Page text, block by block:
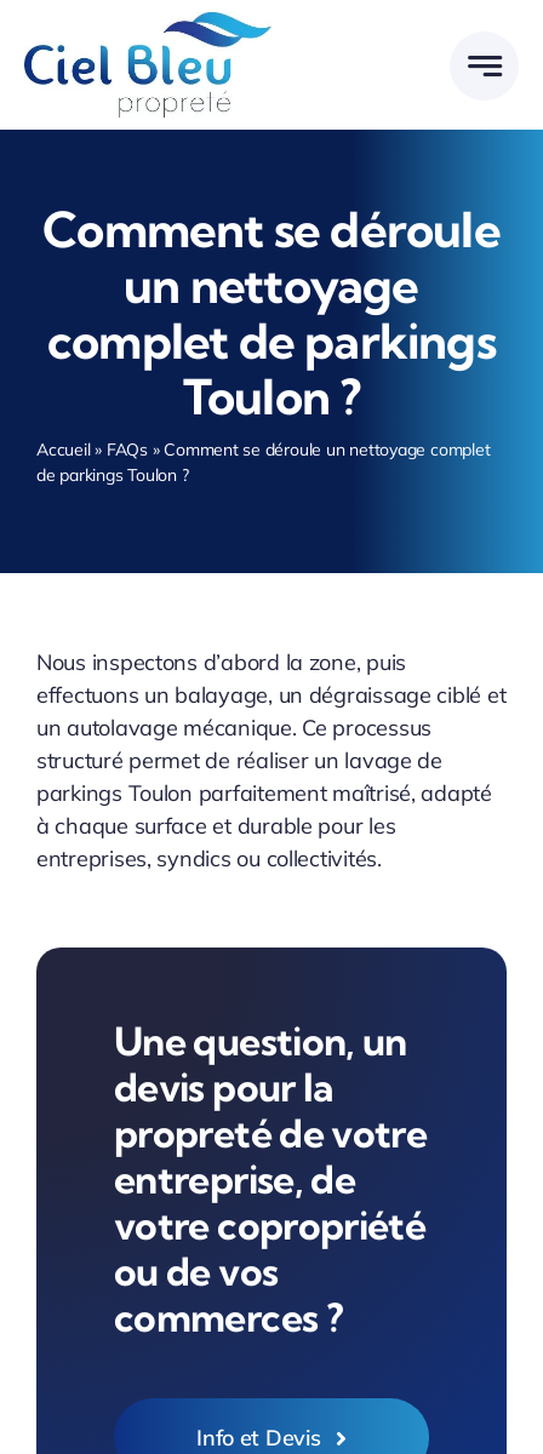
contenu
Comment se déroule
un nettoyage
complet de parkings
Toulon ?
Accueil» FAQs»Comment se déroule un nettoyage complet
de parkings Toulon ?
Nous inspectons d’abord la zone, puis
effectuons un balayage, un dégraissage ciblé et
un autolavage mécanique. Ce processus
structuré permet de réaliser un lavage de
parkings Toulon parfaitement maîtrisé, adapté
à chaque surface et durable pour les
entreprises, syndics ou collectivités.
Une question, un
devis pour la
propreté de votre
entreprise, de
votre copropriété
ou de vos
commerces ?
Info et Devis